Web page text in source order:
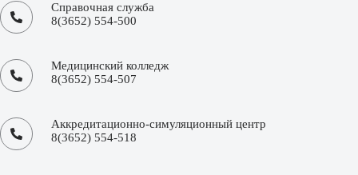
Справочная служба
8(3652) 554-500
Медицинский колледж
8(3652) 554-507
Аккредитационно-симуляционный центр
8(3652) 554-518